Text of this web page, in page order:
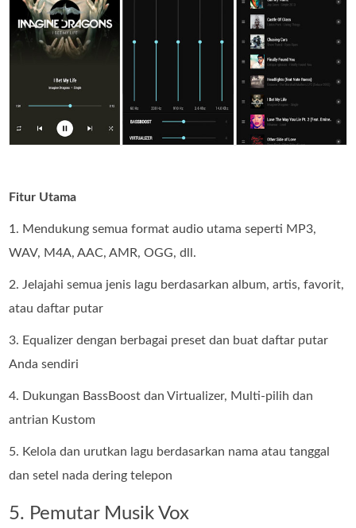
Fitur Utama
1. Mendukung semua format audio utama seperti MP3,
WAV, M4A, AAC, AMR, OGG, dll.
2. Jelajahi semua jenis lagu berdasarkan album, artis, favorit,
atau daftar putar
3. Equalizer dengan berbagai preset dan buat daftar putar
Anda sendiri
4. Dukungan BassBoost dan Virtualizer, Multi-pilih dan
antrian Kustom
5. Kelola dan urutkan lagu berdasarkan nama atau tanggal
dan setel nada dering telepon
5. Pemutar Musik Vox